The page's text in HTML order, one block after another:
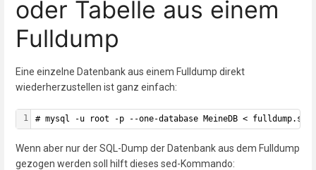
oder Tabelle aus einem
Fulldump
Eine einzelne Datenbank aus einem Fulldump direkt
wiederherzustellen ist ganz einfach:
1 # mysql -u root -p --one-database MeineDB < fulldump.sql
Wenn aber nur der SQL-Dump der Datenbank aus dem Fulldump
gezogen werden soll hilft dieses sed-Kommando: